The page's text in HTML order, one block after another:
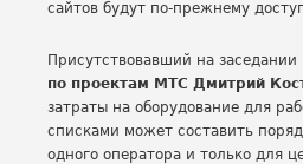
сайтов будут по-прежнему
Присутствовавший на
по проектам МТС Дмитрий
затраты на оборудование для
списками может составить
одного оператора и только для